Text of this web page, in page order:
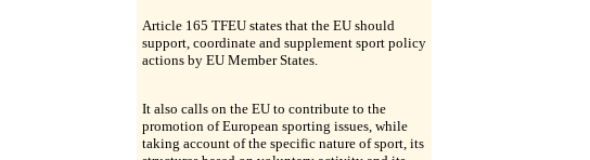
Article 165 TFEU states that the EU should
support, coordinate and supplement sport policy
actions by EU Member States.
It also calls on the EU to contribute to the
promotion of European sporting issues, while
taking account of the specific nature of sport, its